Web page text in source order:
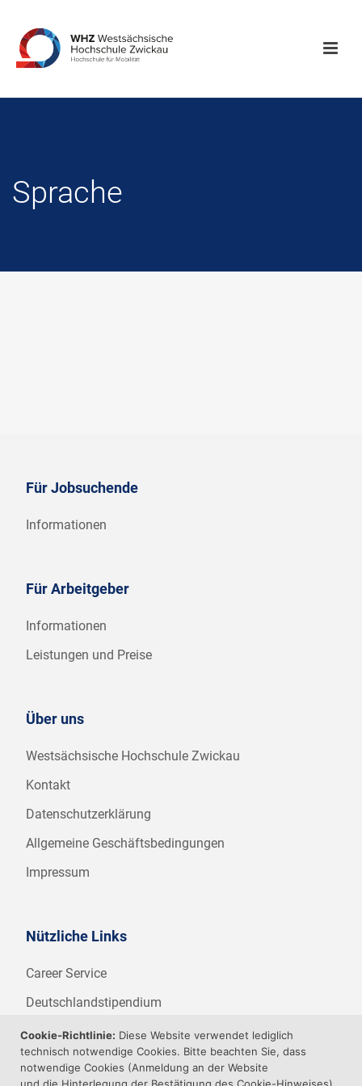
Sprache
Für Jobsuchende
Informationen
Für Arbeitgeber
Informationen
Leistungen und Preise
Über uns
Westsächsische Hochschule Zwickau
Kontakt
Datenschutzerklärung
Allgemeine Geschäftsbedingungen
Impressum
Nützliche Links
Career Service
Deutschlandstipendium
WHZ Firmenstipendium
Weitere Angebote der WHZ
Cookie-Richtlinie: Diese Website verwendet lediglich
technisch notwendige Cookies. Bitte beachten Sie, dass
notwendige Cookies (Anmeldung an der Website